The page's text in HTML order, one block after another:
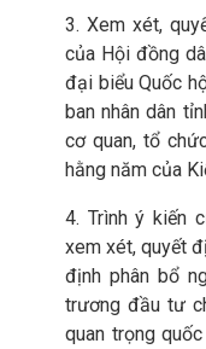
3. Xem xét,
của Hội đồng
đại biểu Quốc
ban nhân dân
cơ quan, tổ
hằng năm của
4. Trình ý kiến
xem xét, quyết
định phân bổ
trương đầu tư
quan trọng